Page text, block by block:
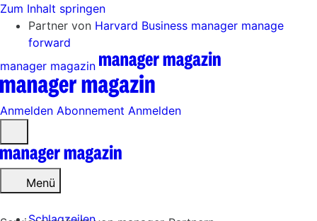
Zum Inhalt springen
Partner von Harvard Business manager manage
forward
manager magazin
Anmelden Abonnement Anmelden
öffnen
Menü